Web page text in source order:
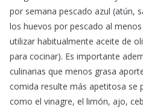
por semana pescado azul (atún,
los huevos por pescado al
utilizar habitualmente aceite de
para cocinar). Es importante
culinarias que menos grasa
comida resulte más apetitosa se
como el vinagre, el limón, ajo,